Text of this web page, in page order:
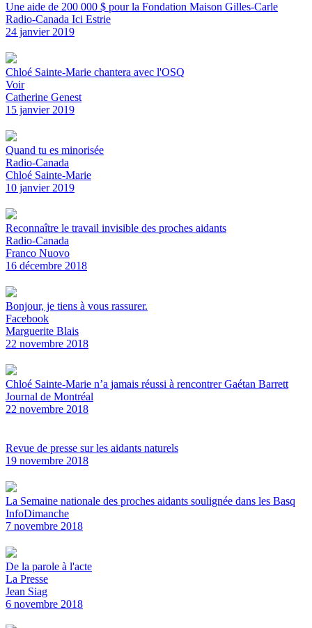
Une aide de 200 000 $ pour la Fondation Maison Gilles-Carle
Radio-Canada Ici Estrie
24 janvier 2019
Chloé Sainte-Marie chantera avec l'OSQ
Voir
Catherine Genest
15 janvier 2019
Quand tu es minorisée
Radio-Canada
Chloé Sainte-Marie
10 janvier 2019
Reconnaître le travail invisible des proches aidants
Radio-Canada
Franco Nuovo
16 décembre 2018
Bonjour, je tiens à vous rassurer.
Facebook
Marguerite Blais
22 novembre 2018
Chloé Sainte-Marie n’a jamais réussi à rencontrer Gaétan Barrett
Journal de Montréal
22 novembre 2018
Revue de presse sur les aidants naturels
19 novembre 2018
La Semaine nationale des proches aidants soulignée dans les Basq
InfoDimanche
7 novembre 2018
De la parole à l'acte
La Presse
Jean Siag
6 novembre 2018